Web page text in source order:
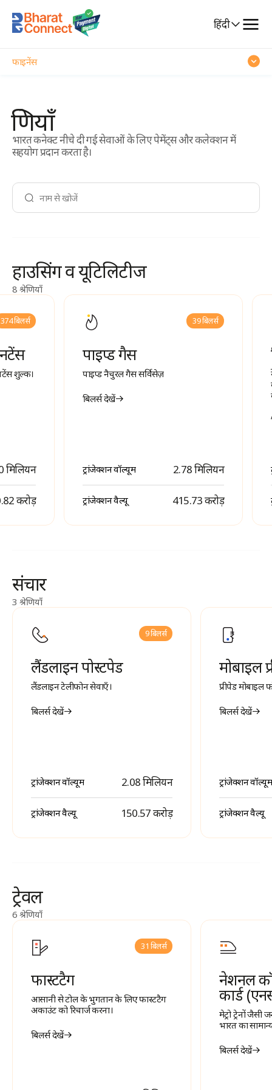
Select
हिंदी
ट्रेवल
फाइनेंस
मौज-मस्ती
श्रेणियाँ
भारत कनेक्ट नीचे दी गई सेवाओं के लिए पेमेंट्स और कलेक्शन में
सहयोग प्रदान करता है।
हाउसिंग व यूटिलिटीज
8 श्रेणियाँ
374 बिलर्स
शुल्क।
मिलियन
करोड़
39 बिलर्स
पाइप्ड गैस
पाइप्ड नैचुरल गैस सर्विसेज़
बिलर्स देखें
ट्रांजेक्शन वॉल्यूम 2.78 मिलियन
ट्रांजेक्शन वैल्यू ₹ 415.73 करोड़
संचार
3 श्रेणियाँ
9 बिलर्स
लैंडलाइन पोस्टपेड
लैंडलाइन टेलीफोन सेवाएँ।
बिलर्स देखें
ट्रांजेक्शन वॉल्यूम 2.08 मिलियन
ट्रांजेक्शन वैल्यू ₹ 150.57 करोड़
मोबाइल
प्रीपेड मोबाइल
बिलर्स देखें
ट्रांजेक्शन वॉल्यूम
ट्रांजेक्शन वैल्यू
ट्रेवल
6 श्रेणियाँ
31 बिलर्स
फास्टटैग
आसानी से टोल के भुगतान के लिए फास्टटैग
अकाउंट को रिचार्ज करना।
बिलर्स देखें
नेशनल
कार्ड
मेट्रो ट्रेनों जैसी
भारत का सामान्य
बिलर्स देखें